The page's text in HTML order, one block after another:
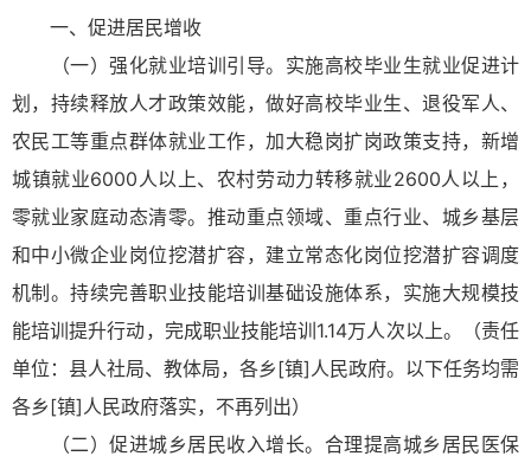
一、促进居民增收
（一）强化就业培训引导。实施高校毕业生就业促进计
划，持续释放人才政策效能，做好高校毕业生、退役军人、
农民工等重点群体就业工作，加大稳岗扩岗政策支持，新增
城镇就业6000人以上、农村劳动力转移就业2600人以上，
零就业家庭动态清零。推动重点领域、重点行业、城乡基层
和中小微企业岗位挖潜扩容，建立常态化岗位挖潜扩容调度
机制。持续完善职业技能培训基础设施体系，实施大规模技
能培训提升行动，完成职业技能培训1.14万人次以上。（责任
单位：县人社局、教体局，各乡[镇]人民政府。以下任务均需
各乡[镇]人民政府落实，不再列出）
（二）促进城乡居民收入增长。合理提高城乡居民医保